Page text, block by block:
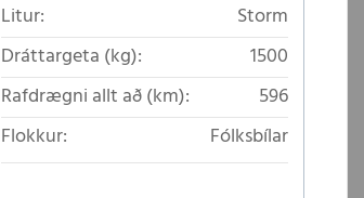
Litur:
Storm
Dráttargeta (kg):
1500
Rafdrægni allt að (km):
596
Flokkur:
Fólksbílar